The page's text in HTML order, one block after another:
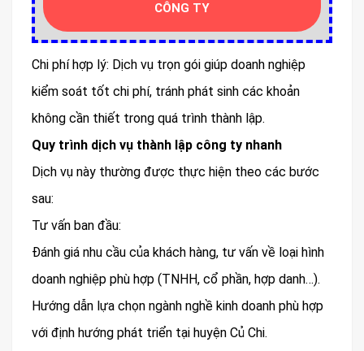
CÔNG TY
Chi phí hợp lý: Dịch vụ trọn gói giúp doanh nghiệp
kiểm soát tốt chi phí, tránh phát sinh các khoản
không cần thiết trong quá trình thành lập.
Quy trình dịch vụ thành lập công ty nhanh
Dịch vụ này thường được thực hiện theo các bước
sau:
Tư vấn ban đầu:
Đánh giá nhu cầu của khách hàng, tư vấn về loại hình
doanh nghiệp phù hợp (TNHH, cổ phần, hợp danh…).
Hướng dẫn lựa chọn ngành nghề kinh doanh phù hợp
với định hướng phát triển tại huyện Củ Chi.